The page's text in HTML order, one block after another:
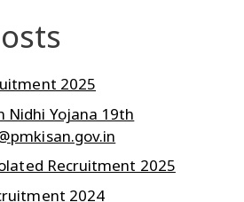
2025
Nidhi Yojana 19th
Recruitment 2025
2024